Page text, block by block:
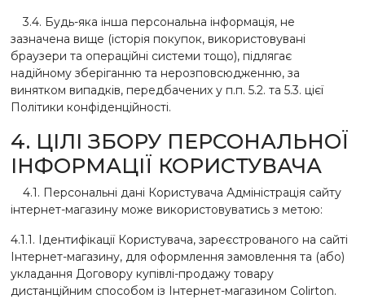
3.4. Будь-яка інша персональна інформація, не
зазначена вище (історія покупок, використовувані
браузери та операційні системи тощо), підлягає
надійному зберіганню та нерозповсюдженню, за
винятком випадків, передбачених у п.п. 5.2. та 5.3. цієї
Політики конфіденційності.
4. ЦІЛІ ЗБОРУ ПЕРСОНАЛЬНОЇ
ІНФОРМАЦІЇ КОРИСТУВАЧА
4.1. Персональні дані Користувача Адміністрація сайту
інтернет-магазину може використовуватись з метою:
4.1.1. Ідентифікації Користувача, зареєстрованого на сайті
Інтернет-магазину, для оформлення замовлення та (або)
укладання Договору купівлі-продажу товару
дистанційним способом із Інтернет-магазином Colirton.